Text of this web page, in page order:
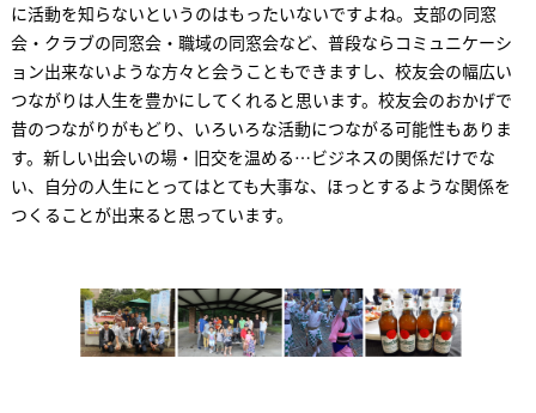
に活動を知らないというのはもったいないですよね。支部の同窓
会・クラブの同窓会・職域の同窓会など、普段ならコミュニケーシ
ョン出来ないような方々と会うこともできますし、校友会の幅広い
つながりは人生を豊かにしてくれると思います。校友会のおかげで
昔のつながりがもどり、いろいろな活動につながる可能性もありま
す。新しい出会いの場・旧交を温める…ビジネスの関係だけでな
い、自分の人生にとってはとても大事な、ほっとするような関係を
つくることが出来ると思っています。